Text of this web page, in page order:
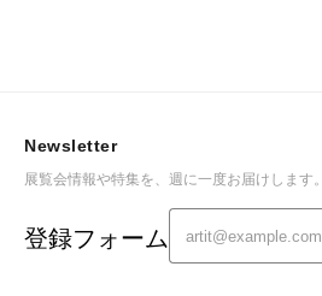
Newsletter
展覧会情報や特集を、週に一度お届けします。
登録フォーム